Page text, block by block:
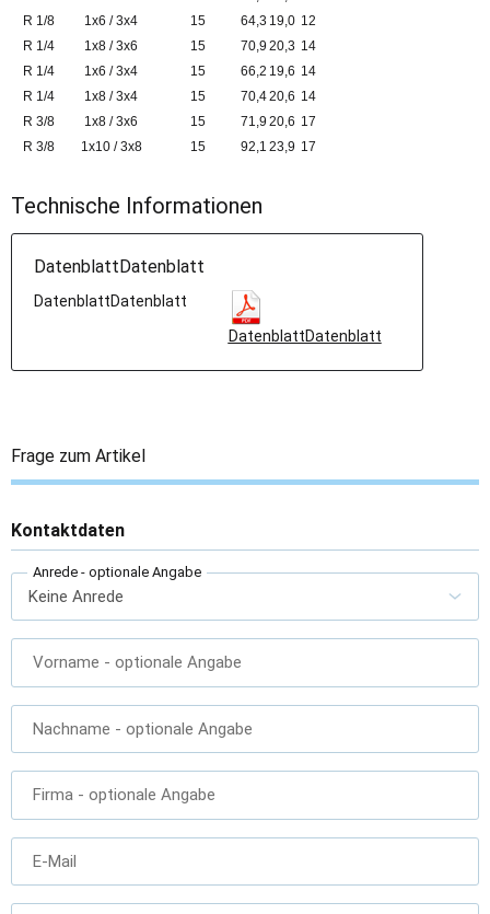
R 1/8
1x6 / 3x4 15 64,3 19,0 12
R 1/4
1x8 / 3x6 15 70,9 20,3 14
R 1/4
1x6 / 3x4 15 66,2 19,6 14
R 1/4
1x8 / 3x4 15 70,420,6 14
R 3/8
1x8 / 3x6 15 71,9 20,6 17
R 3/8
1x10 / 3x8 15 92,1 23,9 17
Technische Informationen
DatenblattDatenblatt
DatenblattDatenblatt
DatenblattDatenblatt
Frage zum Artikel
Kontaktdaten
Anrede - optionale Angabe
Vorname - optionale Angabe
Nachname - optionale Angabe
Firma - optionale Angabe
E-Mail